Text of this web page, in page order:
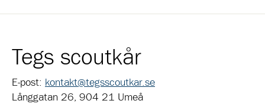
Tegs scoutkår
E-post: kontakt@tegsscoutkar.se
Långgatan 26, 904 21 Umeå